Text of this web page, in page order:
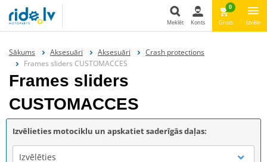
Meklēt Konts
0
Grozs Izvēle
Sākums Aksesuāri Aksesuāri
Crash protections
Frames sliders CUSTOMACCES
Frames sliders
CUSTOMACCES
Izvēlieties motociklu un apskatiet saderīgās daļas:
Izvēlēties